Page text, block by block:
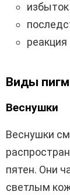
Виды
Веснушки
Веснушки
пятен. Они
светлым